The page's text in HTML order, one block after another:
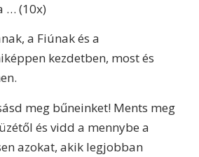
… (10x)
a Fiúnak és a
kezdetben, most és
meg bűneinket! Ments meg
és vidd a mennybe a
azokat, akik legjobban